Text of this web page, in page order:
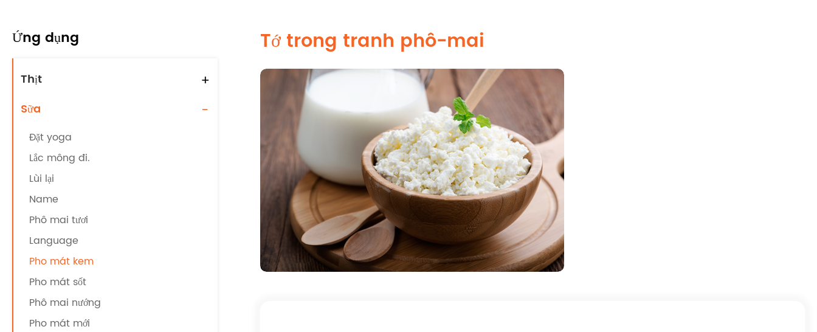
Ứng dụng
Thịt +
Sữa -
Đặt yoga
Lắc mông đi.
Lùi lại
Name
Phô mai tươi
Language
Pho mát kem
Pho mát sốt
Phô mai nướng
Pho mát mới
Tớ trong tranh phô-mai